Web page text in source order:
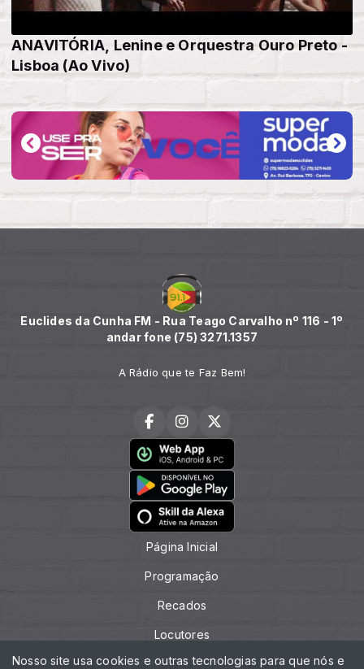
ANAVITÓRIA, Lenine e Orquestra Ouro Preto -
Lisboa (Ao Vivo)
Euclides da Cunha FM - Rua Teago Carvalho nº 116 - 1º
andar fone (75) 3271.1357
A Rádio que te Faz Bem!
Página Inicial
Programação
Recados
Locutores
Contato (75) 3271.1357
Nosso site usa cookies e outras tecnologias para que nós e